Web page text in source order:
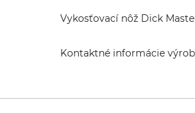
Vykosťovací nôž Dick
Kontaktné informácie